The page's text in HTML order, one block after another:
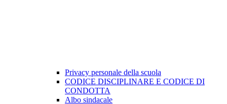
Privacy personale della scuola
CODICE DISCIPLINARE E CODICE DI
CONDOTTA
Albo sindacale